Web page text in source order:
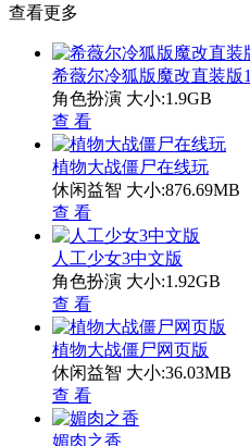
查看更多
希薇尔冷狐版魔改直装版
角色扮演 大小:1.9GB
查 看
植物大战僵尸在线玩
休闲益智 大小:876.69MB
查 看
人工少女3中文版
角色扮演 大小:1.92GB
查 看
植物大战僵尸网页版
休闲益智 大小:36.03MB
查 看
媚肉之香